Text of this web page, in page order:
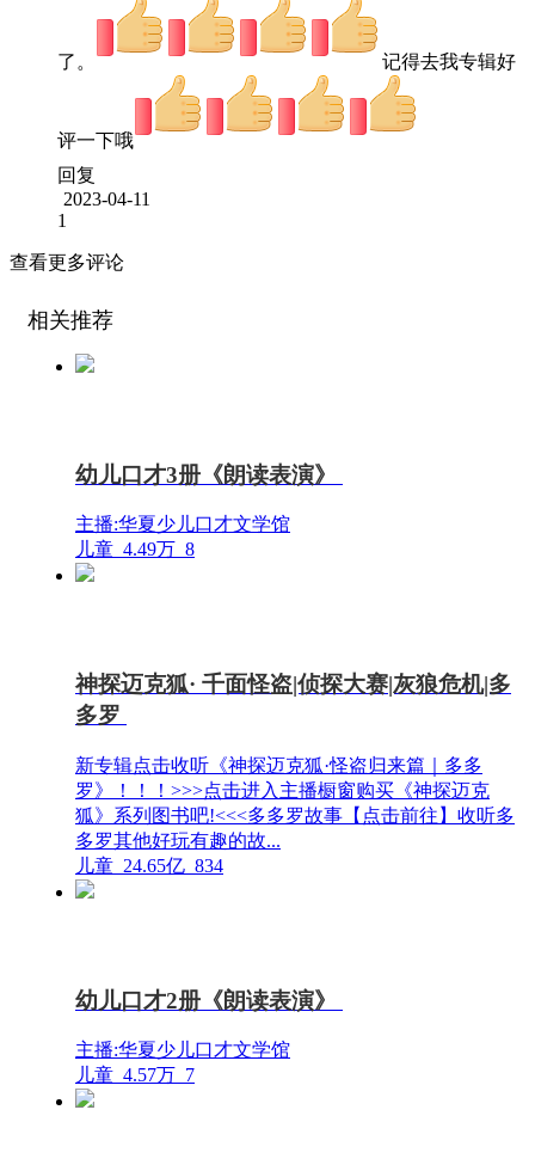
了。 记得去我专辑好
评一下哦
回复
2023-04-11
1
查看更多评论
相关推荐
幼儿口才3册《朗读表演》
主播:华夏少儿口才文学馆
儿童 4.49万 8
神探迈克狐· 千面怪盗|侦探大赛|灰狼危机|多
多罗
新专辑点击收听《神探迈克狐·怪盗归来篇｜多多
罗》！！！>>>点击进入主播橱窗购买《神探迈克
狐》系列图书吧!<<<多多罗故事【点击前往】收听多
多罗其他好玩有趣的故...
儿童 24.65亿 834
幼儿口才2册《朗读表演》
主播:华夏少儿口才文学馆
儿童 4.57万 7